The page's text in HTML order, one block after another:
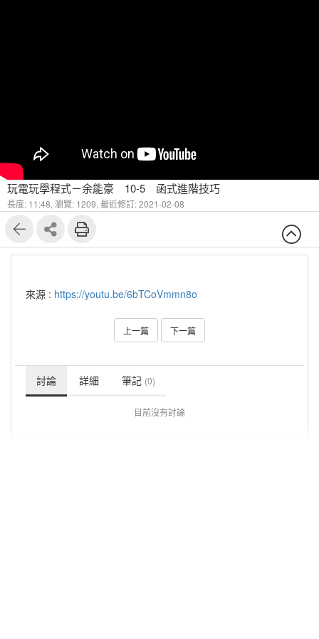
玩電玩學程式－余能豪 10-5 函式進階技巧
長度: 11:48, 瀏覽: 1209, 最近修訂: 2021-02-08
來源 : https://youtu.be/6bTCoVmmn8o
上一篇 下一篇
討論 詳細 筆記 (0)
目前沒有討論